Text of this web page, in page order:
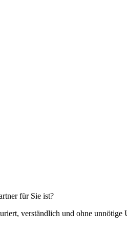
für Sie ist?
verständlich und ohne unnötige